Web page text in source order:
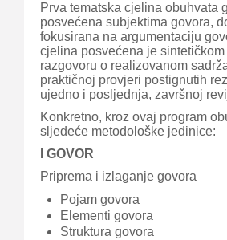
Prva tematska cjelina obuhvata
posvećena subjektima govora,
fokusirana na argumentaciju
cjelina posvećena je sintetičkom
razgovoru o realizovanom
praktičnoj provjeri postignutih
ujedno i posljednja, završnoj
Konkretno, kroz ovaj program
sljedeće metodološke jedinice:
I GOVOR
Priprema i izlaganje govora
Pojam govora
Elementi govora
Struktura govora